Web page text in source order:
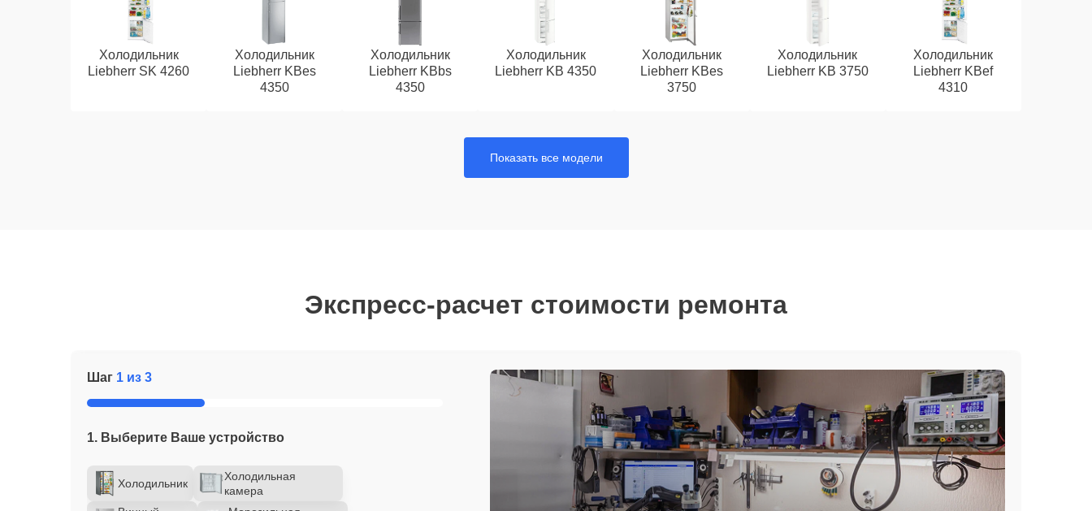
Холодильник
Liebherr SK 4260
Холодильник
Liebherr KBes
4350
Холодильник
Liebherr KBbs
4350
Холодильник
Liebherr KB 4350
Холодильник
Liebherr KBes
3750
Холодильник
Liebherr KB 3750
Холодильник
Liebherr KBef
4310
Показать все модели
Экспресс-расчет стоимости ремонта
Шаг 1 из 3
1. Выберите Ваше устройство
Холодильник
Холодильная
камера